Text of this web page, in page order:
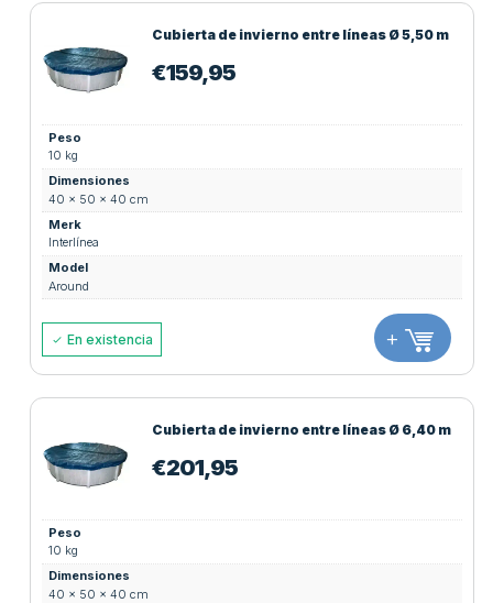
Cubierta de invierno entre líneas Ø 5,50 m
€159,95
Peso
10 kg
Dimensiones
40 × 50 × 40 cm
Merk
Interlínea
Model
Around
En existencia +
Cubierta de invierno entre líneas Ø 6,40 m
€201,95
Peso
10 kg
Dimensiones
40 × 50 × 40 cm